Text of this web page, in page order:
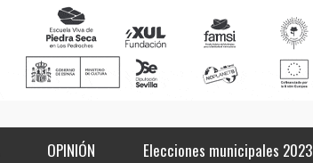
OPINIÓN Elecciones municipales 2023